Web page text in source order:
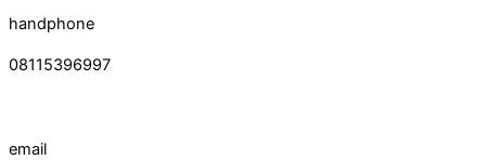
handphone
08115396997
email